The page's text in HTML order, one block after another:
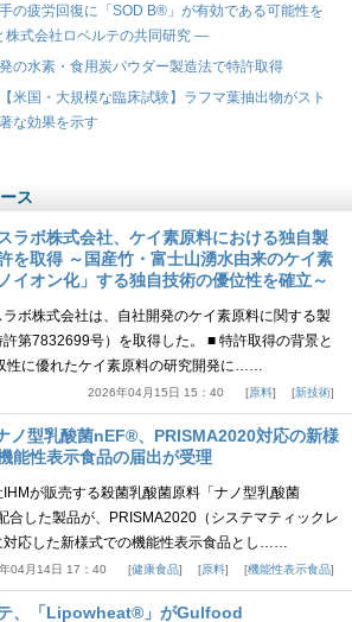
の疲労回復に「SOD B®」が有効である可能性を
式会社ロベルテの共同研究 ―
の水素・食用炭パウダー製造法で特許取得
米国・大規模な臨床試験】ラフマ葉抽出物がスト
な効果を示す
ス
ラボ株式会社、ケイ素原料における独自製
を取得 ～国産竹・富士山湧水由来のケイ素
イオン化」する独自技術の優位性を確立～
ラボ株式会社は、自社開発のケイ素原料に関する製
第7832699号）を取得した。 ■ 特許取得の背景と
性に優れたケイ素原料の研究開発に……
2026年04月15日 15：40 原料 新技術
ノ型乳酸菌nEF®、PRISMA2020対応の新様
能性表示食品の届出が受理
IHMが販売する殺菌乳酸菌原料「ナノ型乳酸菌
合した製品が、PRISMA2020（システマティックレ
対応した新様式での機能性表示食品とし……
04月14日 17：40 健康食品 原料 機能性表示食品
、「Lipowheat®」がGulfood